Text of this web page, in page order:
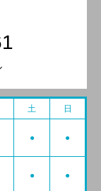
土 日
● ●
● ●